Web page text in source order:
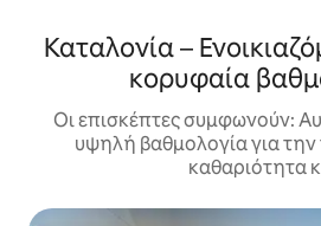
Καταλονία –
κορυφαία
Οι επισκέπτες συμφωνούν:
υψηλή βαθμολογία για
καθαριότητα